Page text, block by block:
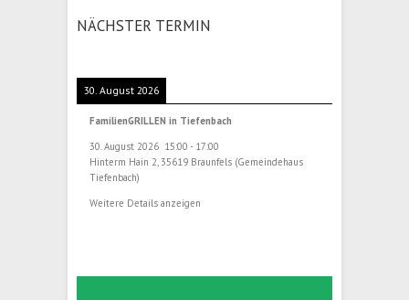
NÄCHSTER TERMIN
30. August 2026
FamilienGRILLEN in Tiefenbach
30. August 2026 15:00 - 17:00
Hinterm Hain 2, 35619 Braunfels (Gemeindehaus
Tiefenbach)
Weitere Details anzeigen